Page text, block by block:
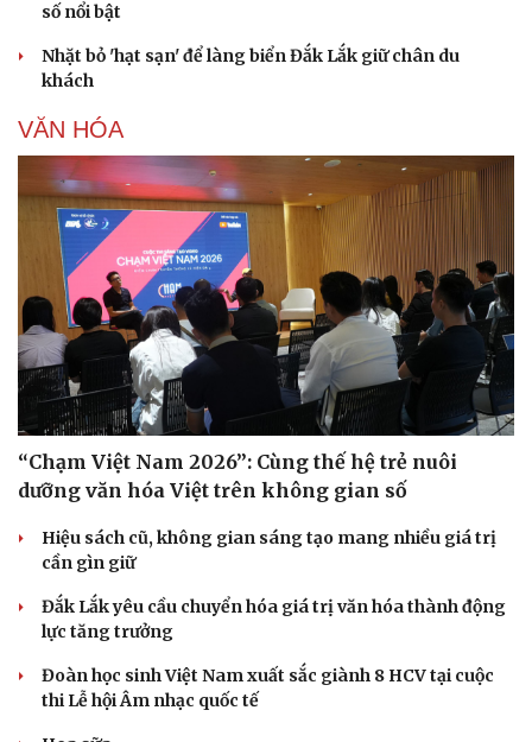
Sản phụ khoa
Nam khoa
Làm đẹp - giảm cân
Ăn sạch sống khỏe
số nổi bật
Nhặt bỏ 'hạt sạn' để làng biển Đắk Lắk giữ chân du
khách
VĂN HÓA
“Chạm Việt Nam 2026”: Cùng thế hệ trẻ nuôi
dưỡng văn hóa Việt trên không gian số
Hiệu sách cũ, không gian sáng tạo mang nhiều giá trị
cần gìn giữ
Đắk Lắk yêu cầu chuyển hóa giá trị văn hóa thành động
lực tăng trưởng
Đoàn học sinh Việt Nam xuất sắc giành 8 HCV tại cuộc
thi Lễ hội Âm nhạc quốc tế